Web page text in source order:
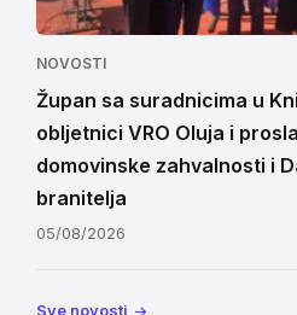
NOVOSTI
Župan sa suradnicima u
obljetnici VRO Oluja i
domovinske zahvalnosti i
branitelja
05/08/2026
Sve novosti